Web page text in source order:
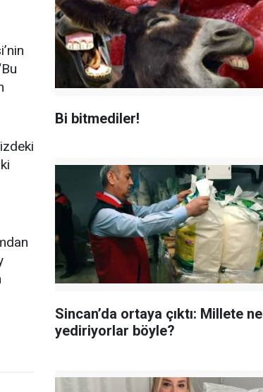
Bi bitmediler!
Sincan’da ortaya çıktı: Millete ne
yediriyorlar böyle?